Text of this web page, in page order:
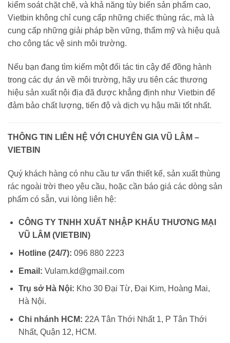
kiểm soát chặt chẽ, và khả năng tùy biến sản phẩm cao,
Vietbin không chỉ cung cấp những chiếc thùng rác, mà là
cung cấp những giải pháp bền vững, thẩm mỹ và hiệu quả
cho công tác vệ sinh môi trường.
Nếu bạn đang tìm kiếm một đối tác tin cậy để đồng hành
trong các dự án về môi trường, hãy ưu tiên các thương
hiệu sản xuất nội địa đã được khẳng định như Vietbin để
đảm bảo chất lượng, tiến độ và dịch vụ hậu mãi tốt nhất.
THÔNG TIN LIÊN HỆ VỚI CHUYÊN GIA VŨ LÂM –
VIETBIN
Quý khách hàng có nhu cầu tư vấn thiết kế, sản xuất thùng
rác ngoài trời theo yêu cầu, hoặc cần báo giá các dòng sản
phẩm có sẵn, vui lòng liên hệ:
CÔNG TY TNHH XUẤT NHẬP KHẨU THƯƠNG MẠI
VŨ LÂM (VIETBIN)
Hotline (24/7): 096 880 2223
Email: Vulam.kd@gmail.com
Trụ sở Hà Nội: Kho 30 Đại Từ, Đại Kim, Hoàng Mai,
Hà Nội.
Chi nhánh HCM: 22A Tân Thới Nhất 1, P Tân Thới
Nhất, Quận 12, HCM.